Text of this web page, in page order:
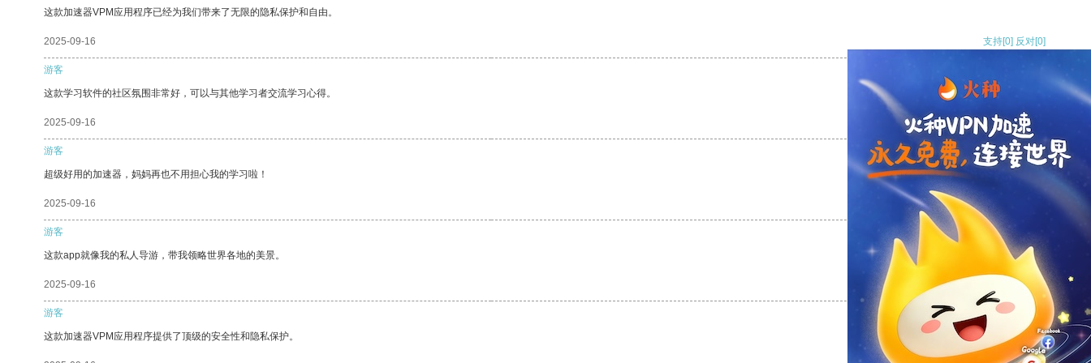
这款加速器VPM应用程序已经为我们带来了无限的隐私保护和自由。
2025-09-16 支持[0] 反对[0]
游客
这款学习软件的社区氛围非常好，可以与其他学习者交流学习心得。
2025-09-16 支持[0] 反对
游客
超级好用的加速器，妈妈再也不用担心我的学习啦！
2025-09-16 支持
游客
这款app就像我的私人导游，带我领略世界各地的美景。
2025-09-16 反对 [0]
游客
这款加速器VPM应用程序提供了顶级的安全性和隐私保护。